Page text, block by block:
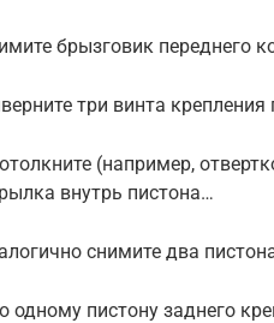
брызговик переднего
три винта
(например,
внутрь пистона…
снимите два
одному пистону заднего